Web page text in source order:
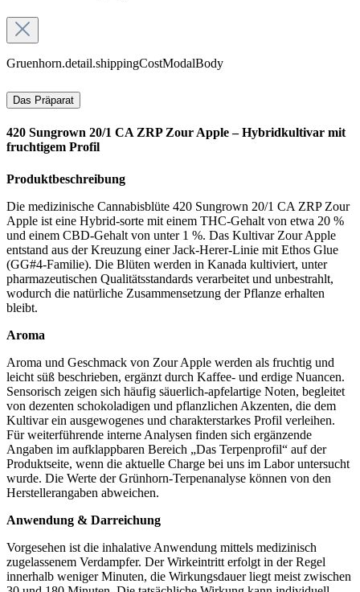
Gruenhorn.detail.shippingCostModalBody
Das Präparat
420 Sungrown 20/1 CA ZRP Zour Apple – Hybridkultivar mit
fruchtigem Profil
Produktbeschreibung
Die medizinische Cannabisblüte 420 Sungrown 20/1 CA ZRP Zour
Apple ist eine Hybrid-sorte mit einem THC-Gehalt von etwa 20 %
und einem CBD-Gehalt von unter 1 %. Das Kultivar Zour Apple
entstand aus der Kreuzung einer Jack-Herer-Linie mit Ethos Glue
(GG#4-Familie). Die Blüten werden in Kanada kultiviert, unter
pharmazeutischen Qualitätsstandards verarbeitet und unbestrahlt,
wodurch die natürliche Zusammensetzung der Pflanze erhalten
bleibt.
Aroma
Aroma und Geschmack von Zour Apple werden als fruchtig und
leicht süß beschrieben, ergänzt durch Kaffee- und erdige Nuancen.
Sensorisch zeigen sich häufig säuerlich-apfelartige Noten, begleitet
von dezenten schokoladigen und pflanzlichen Akzenten, die dem
Kultivar ein ausgewogenes und charakterstarkes Profil verleihen.
Für weiterführende interne Analysen finden sich ergänzende
Angaben im aufklappbaren Bereich „Das Terpenprofil“ auf der
Produktseite, wenn die aktuelle Charge bei uns im Labor untersucht
wurde. Die Werte der Grünhorn-Terpenanalyse können von den
Herstellerangaben abweichen.
Anwendung & Darreichung
Vorgesehen ist die inhalative Anwendung mittels medizinisch
zugelassenem Verdampfer. Der Wirkeintritt erfolgt in der Regel
innerhalb weniger Minuten, die Wirkungsdauer liegt meist zwischen